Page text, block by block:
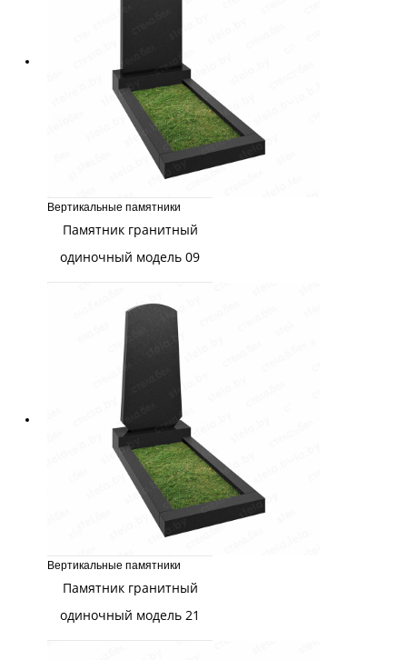
Вертикальные памятники
Памятник гранитный
одиночный модель 09
Вертикальные памятники
Памятник гранитный
одиночный модель 21